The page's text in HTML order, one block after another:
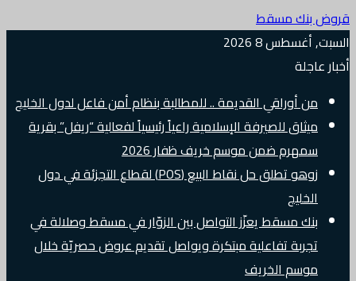
قروض بنك مسقط
السبت, أغسطس 8 2026
أخبار عاجلة
من أوراقي القديمة .. للمطالبة بنظام أمن فاعل لدول الخليج
ميثاق للصيرفة الإسلامية راعياً رئيسياً لفعالية “ريفل” بقرية
سمهرم ضمن موسم خريف ظفار 2026
زوهو تطلق حل نقاط البيع (POS) لقطاع التجزئة في دول
الخليج
بنك مسقط يعزّز التواصل بين الزوّار في مسقط وصلالة في
تجربة تفاعلية مبتكرة ويواصل تقديم عروض حصريّة خلال
موسم الخريف